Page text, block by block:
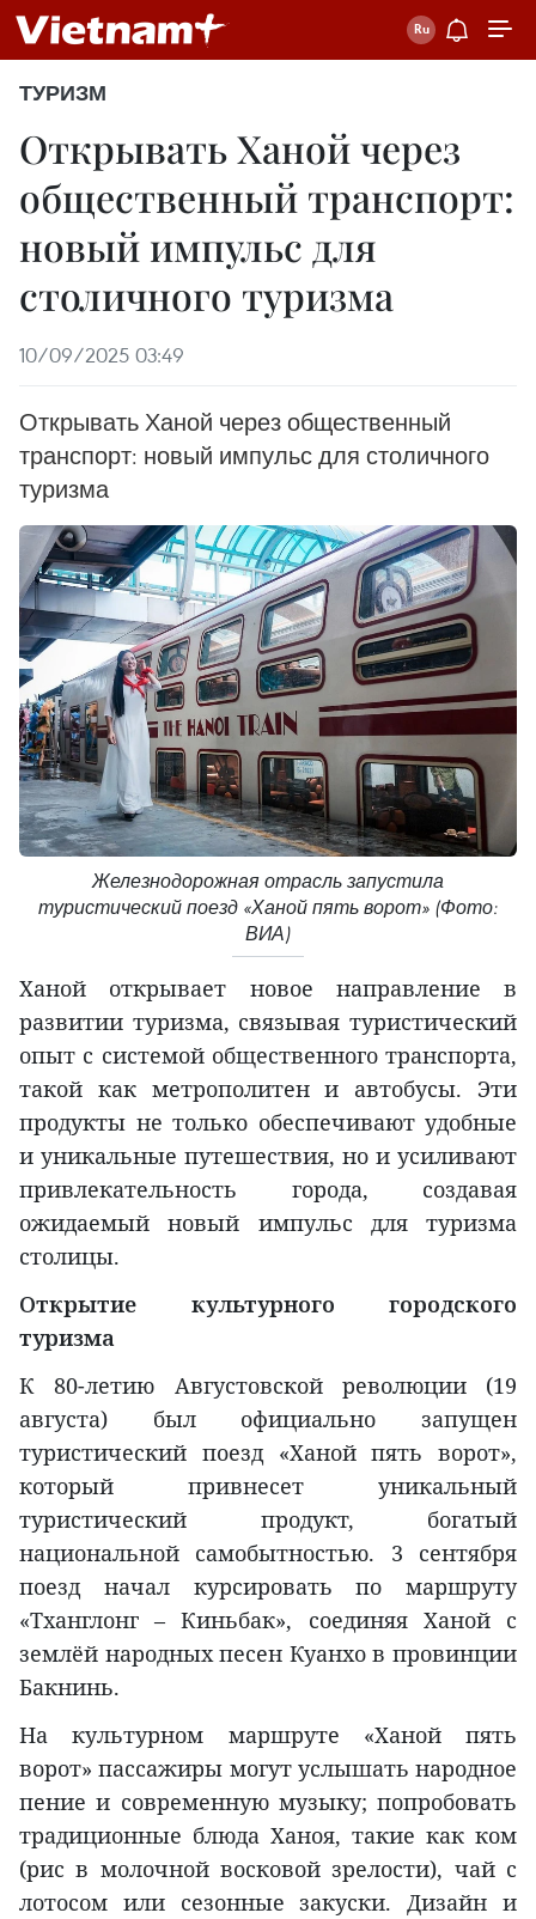
ТУРИЗМ
Открывать Ханой через
общественный транспорт:
новый импульс для
столичного туризма
10/09/2025 03:49
Открывать Ханой через общественный
транспорт: новый импульс для столичного
туризма
Железнодорожная отрасль запустила
туристический поезд «Ханой пять ворот» (Фото:
ВИА)
Ханой открывает новое направление в
развитии туризма, связывая туристический
опыт с системой общественного транспорта,
такой как метрополитен и автобусы. Эти
продукты не только обеспечивают удобные
и уникальные путешествия, но и усиливают
привлекательность города, создавая
ожидаемый новый импульс для туризма
столицы.
Открытие культурного городского
туризма
К 80-летию Августовской революции (19
августа) был официально запущен
туристический поезд «Ханой пять ворот»,
который привнесет уникальный
туристический продукт, богатый
национальной самобытностью. 3 сентября
поезд начал курсировать по маршруту
«Тханглонг – Киньбак», соединяя Ханой с
землёй народных песен Куанхо в провинции
Бакнинь.
На культурном маршруте «Ханой пять
ворот» пассажиры могут услышать народное
пение и современную музыку; попробовать
традиционные блюда Ханоя, такие как ком
(рис в молочной восковой зрелости), чай с
лотосом или сезонные закуски. Дизайн и